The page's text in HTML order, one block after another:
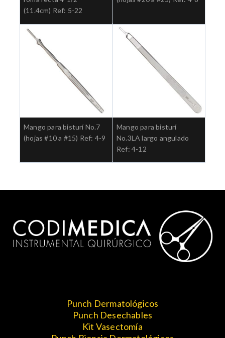
(11.4cm) Ref: 5-22
Mango para bisturí No.7
(hojas #10 a #15) Ref: 4-9
Mango para bisturí
No.3LA largo angulado
Ref: 4-12
Punch Dermatológicos
Punch Desechables
Kit Vasectomía